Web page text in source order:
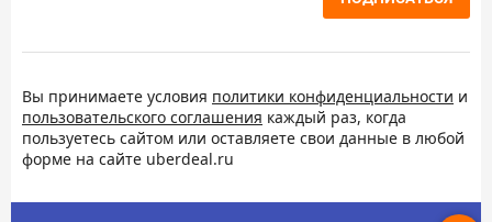
Вы принимаете условия политики конфиденциальности и
пользовательского соглашения каждый раз, когда
пользуетесь сайтом или оставляете свои данные в любой
форме на сайте uberdeal.ru